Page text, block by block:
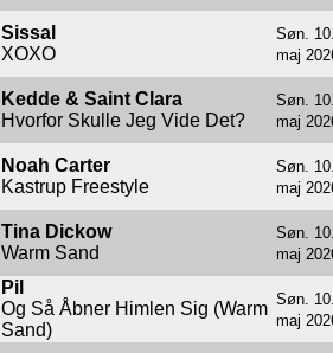
Sissal
XOXO
Søn.
maj
Kedde & Saint Clara
Hvorfor Skulle Jeg Vide Det?
Søn.
maj
Noah Carter
Kastrup Freestyle
Søn.
maj
Tina Dickow
Warm Sand
Søn.
maj
Pil
Og Så Åbner Himlen Sig (Warm
Sand)
Søn.
maj